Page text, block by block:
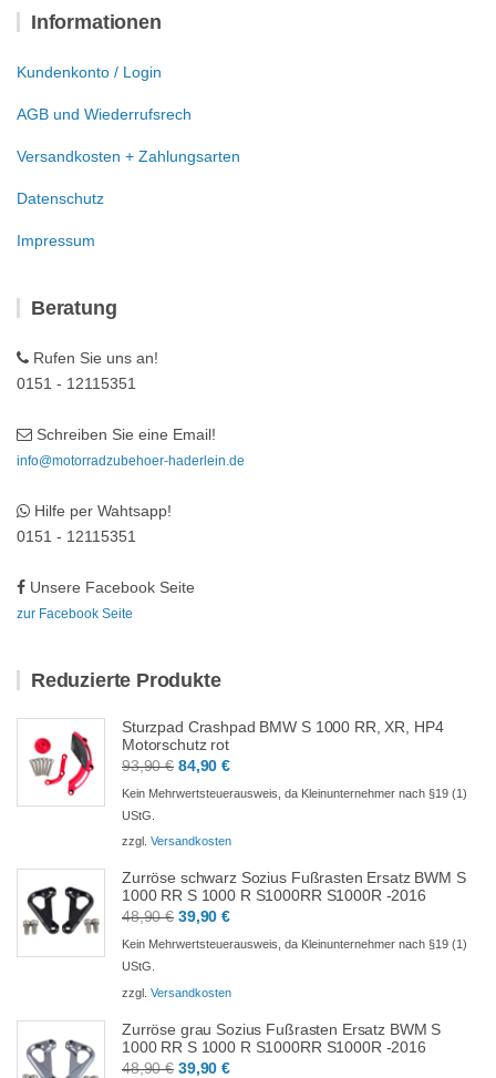
Informationen
Kundenkonto / Login
AGB und Wiederrufsrech
Versandkosten + Zahlungsarten
Datenschutz
Impressum
Beratung
Rufen Sie uns an!
0151 - 12115351
Schreiben Sie eine Email!
info@motorradzubehoer-haderlein.de
Hilfe per Wahtsapp!
0151 - 12115351
Unsere Facebook Seite
zur Facebook Seite
Reduzierte Produkte
Sturzpad Crashpad BMW S 1000 RR, XR, HP4
Motorschutz rot
93,90€ Ursprünglicher
Preis
93,90 €
84,90€Aktueller
Preis
84,90 €.
Kein Mehrwertsteuerausweis, da Kleinunternehmer nach §19 (1)
UStG.
zzgl. Versandkosten
Zurröse schwarz Sozius Fußrasten Ersatz BWM S
1000 RR S 1000 R S1000RR S1000R -2016
48,90€ Ursprünglicher
Preis
48,90 €
39,90€Aktueller
Preis
39,90 €.
Kein Mehrwertsteuerausweis, da Kleinunternehmer nach §19 (1)
UStG.
zzgl. Versandkosten
Zurröse grau Sozius Fußrasten Ersatz BWM S
1000 RR S 1000 R S1000RR S1000R -2016
48,90€ Ursprünglicher
39,90€Aktueller